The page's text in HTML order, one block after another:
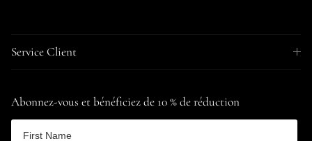
Service Client
Abonnez-vous et bénéficiez de 10 % de réduction